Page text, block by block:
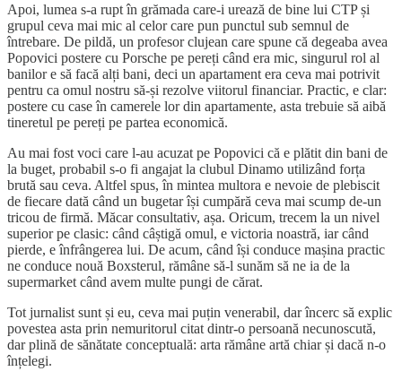
Apoi, lumea s-a rupt în grămada care-i urează de bine lui CTP și
grupul ceva mai mic al celor care pun punctul sub semnul de
întrebare. De pildă, un profesor clujean care spune că degeaba avea
Popovici postere cu Porsche pe pereți când era mic, singurul rol al
banilor e să facă alți bani, deci un apartament era ceva mai potrivit
pentru ca omul nostru să-și rezolve viitorul financiar. Practic, e clar:
postere cu case în camerele lor din apartamente, asta trebuie să aibă
tineretul pe pereți pe partea economică.
Au mai fost voci care l-au acuzat pe Popovici că e plătit din bani de
la buget, probabil s-o fi angajat la clubul Dinamo utilizând forța
brută sau ceva. Altfel spus, în mintea multora e nevoie de plebiscit
de fiecare dată când un bugetar își cumpără ceva mai scump de-un
tricou de firmă. Măcar consultativ, așa. Oricum, trecem la un nivel
superior pe clasic: când câștigă omul, e victoria noastră, iar când
pierde, e înfrângerea lui. De acum, când își conduce mașina practic
ne conduce nouă Boxsterul, rămâne să-l sunăm să ne ia de la
supermarket când avem multe pungi de cărat.
Tot jurnalist sunt și eu, ceva mai puțin venerabil, dar încerc să explic
povestea asta prin nemuritorul citat dintr-o persoană necunoscută,
dar plină de sănătate conceptuală: arta rămâne artă chiar și dacă n-o
înțelegi.